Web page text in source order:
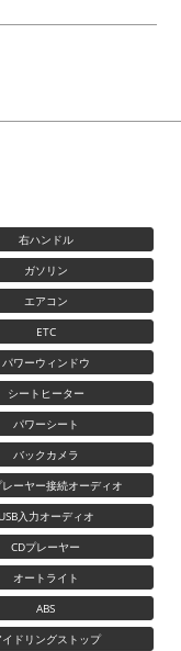
右ハンドル
ガソリン
エアコン
ETC
パワーウィンドウ
シートヒーター
パワーシート
バックカメラ
ーヤー接続オーディオ
USB入力オーディオ
CDプレーヤー
オートライト
ABS
イドリングストップ